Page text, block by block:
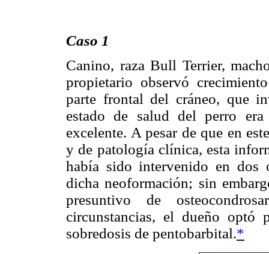
Caso 1
Canino, raza Bull Terrier,
propietario observó
parte frontal del cráneo, que
estado de salud del perro
excelente. A pesar de que en
y de patología clínica, esta
había sido intervenido en dos
dicha neoformación; sin
presuntivo de
circunstancias, el dueño
sobredosis de pentobarbital.*